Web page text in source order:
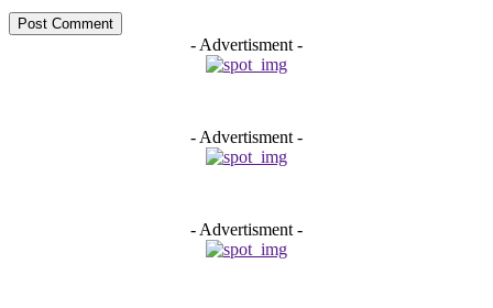
- Advertisment -
- Advertisment -
- Advertisment -